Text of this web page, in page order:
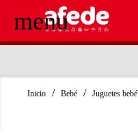
menu
Inicio Bebé Juguetes bebé